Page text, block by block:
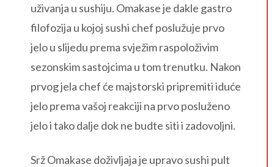
uživanja u sushiju. Omakase je dakle gastro
filofozija u kojoj sushi chef poslužuje prvo
jelo u slijedu prema svježim raspoloživim
sezonskim sastojcima u tom trenutku. Nakon
prvog jela chef će majstorski pripremiti iduće
jelo prema vašoj reakciji na prvo posluženo
jelo i tako dalje dok ne budte siti i zadovoljni.
Srž Omakase doživljaja je upravo sushi pult